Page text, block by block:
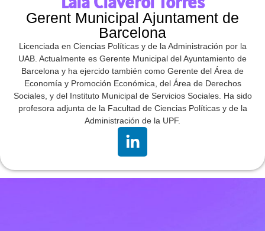
Gerent Municipal Ajuntament de
Barcelona
Licenciada en Ciencias Políticas y de la Administración por la
UAB. Actualmente es Gerente Municipal del Ayuntamiento de
Barcelona y ha ejercido también como Gerente del Área de
Economía y Promoción Económica, del Área de Derechos
Sociales, y del Instituto Municipal de Servicios Sociales. Ha sido
profesora adjunta de la Facultad de Ciencias Políticas y de la
Administración de la UPF.